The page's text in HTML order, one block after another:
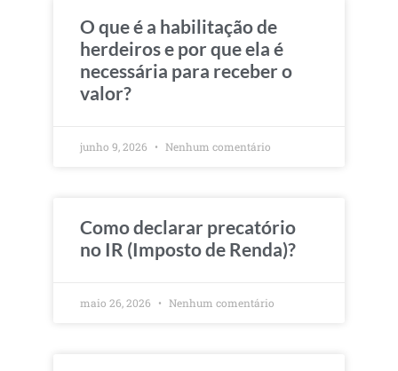
O que é a habilitação de
herdeiros e por que ela é
necessária para receber o
valor?
junho 9, 2026 Nenhum comentário
Como declarar precatório
no IR (Imposto de Renda)?
maio 26, 2026 Nenhum comentário